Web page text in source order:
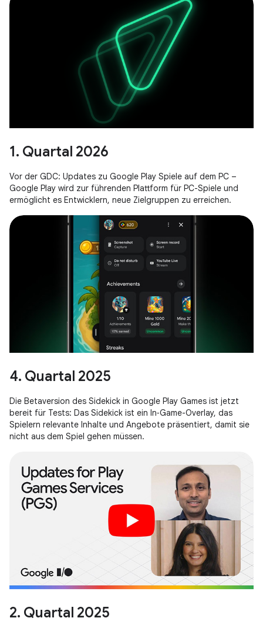
1. Quartal 2026
Vor der GDC: Updates zu Google Play Spiele auf dem PC –
Google Play wird zur führenden Plattform für PC-Spiele und
ermöglicht es Entwicklern, neue Zielgruppen zu erreichen.
4. Quartal 2025
Die Betaversion des Sidekick in Google Play Games ist jetzt
bereit für Tests: Das Sidekick ist ein In‑Game-Overlay, das
Spielern relevante Inhalte und Angebote präsentiert, damit sie
nicht aus dem Spiel gehen müssen.
2. Quartal 2025